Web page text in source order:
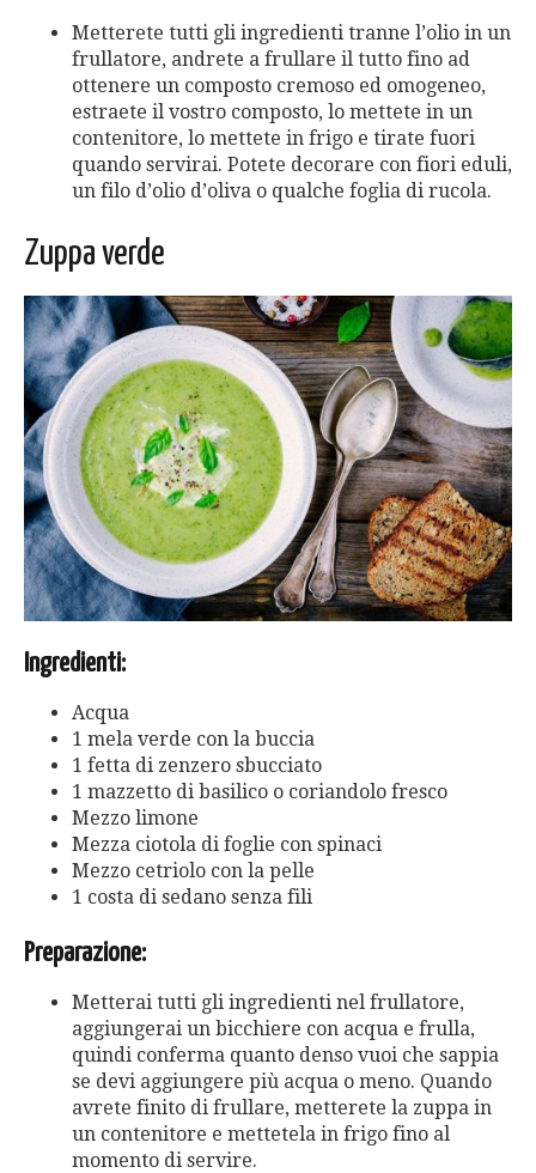
Metterete tutti gli ingredienti tranne l’olio in un
frullatore, andrete a frullare il tutto fino ad
ottenere un composto cremoso ed omogeneo,
estraete il vostro composto, lo mettete in un
contenitore, lo mettete in frigo e tirate fuori
quando servirai. Potete decorare con fiori eduli,
un filo d’olio d’oliva o qualche foglia di rucola.
Zuppa verde
Ingredienti:
Acqua
1 mela verde con la buccia
1 fetta di zenzero sbucciato
1 mazzetto di basilico o coriandolo fresco
Mezzo limone
Mezza ciotola di foglie con spinaci
Mezzo cetriolo con la pelle
1 costa di sedano senza fili
Preparazione:
Metterai tutti gli ingredienti nel frullatore,
aggiungerai un bicchiere con acqua e frulla,
quindi conferma quanto denso vuoi che sappia
se devi aggiungere più acqua o meno. Quando
avrete finito di frullare, metterete la zuppa in
un contenitore e mettetela in frigo fino al
momento di servire.